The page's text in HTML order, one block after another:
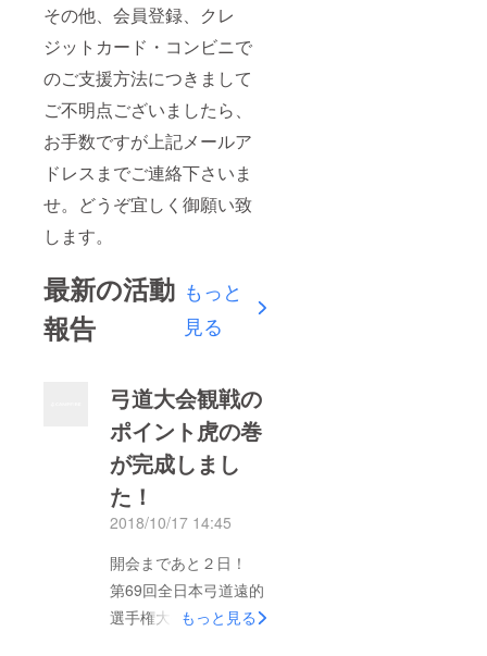
その他、会員登録、クレ
ジットカード・コンビニで
のご支援方法につきまして
ご不明点ございましたら、
お手数ですが上記メールア
ドレスまでご連絡下さいま
せ。どうぞ宜しく御願い致
します。
最新の活動
報告
もっと
見る
弓道大会観戦の
ポイント虎の巻
が完成しまし
た！
2018/10/17 14:45
開会まであと２日！
第69回全日本弓道遠的
選手権大会が、いよい
もっと見る